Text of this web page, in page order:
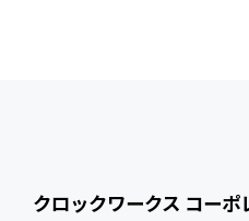
クロックワークス コーポ